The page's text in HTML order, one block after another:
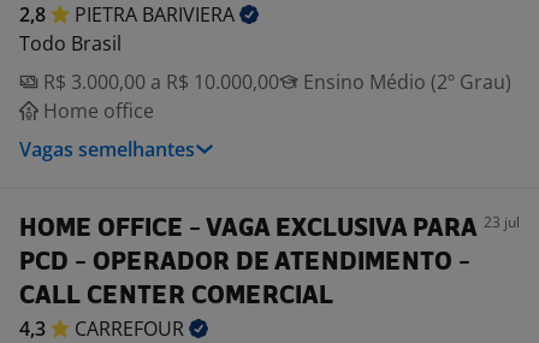
2,8 PIETRA BARIVIERA
Todo Brasil
R$ 3.000,00 a R$ 10.000,00
Ensino Médio (2º Grau)
Home office
Vagas semelhantes
HOME OFFICE - VAGA EXCLUSIVA PARA
PCD - OPERADOR DE ATENDIMENTO -
CALL CENTER COMERCIAL
23 jul
4,3
CARREFOUR